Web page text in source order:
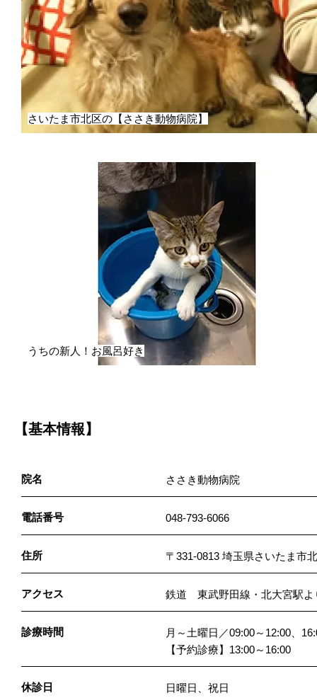
さいたま市北区の【ささき動物病院】
うちの新人！お風呂好き
【基本情報】
院名 ささき動物病院
電話番号 048-793-6066
住所 〒331-0813 埼玉県さいたま市
アクセス 鉄道 東武野田線・北大宮駅よ
診療時間
月～土曜日／09:00～12:00、
【予約診療】13:00～16:00
休診日 日曜日、祝日